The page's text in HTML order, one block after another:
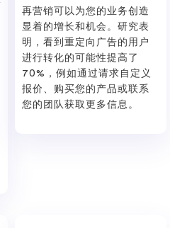
再营销可以为您的业务创造
显着的增长和机会。研究表
明，看到重定向广告的用户
进行转化的可能性提高了
70%，例如通过请求自定义
报价、购买您的产品或联系
您的团队获取更多信息。